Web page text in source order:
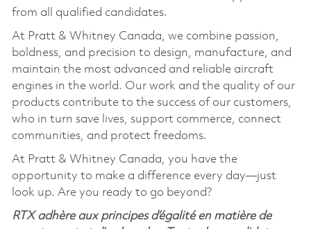
from all qualified candidates.
At Pratt & Whitney Canada, we combine passion,
boldness, and precision to design, manufacture, and
maintain the most advanced and reliable aircraft
engines in the world. Our work and the quality of our
products contribute to the success of our customers,
who in turn save lives, support commerce, connect
communities, and protect freedoms.
At Pratt & Whitney Canada, you have the
opportunity to make a difference every day—just
look up. Are you ready to go beyond?
RTX adhère aux principes d’égalité en matière de